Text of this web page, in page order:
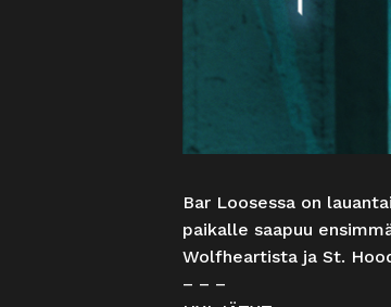
Bar Loosessa on
paikalle saapuu
Wolfheartista ja St.
– – –